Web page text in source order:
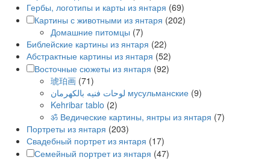
Гербы, логотипы и карты из янтаря (69)
Картины с животными из янтаря (202)
Домашние питомцы (7)
Библейские картины из янтаря (22)
Абстрактные картины из янтаря (52)
Восточные сюжеты из янтаря (92)
琥珀画 (71)
لوحات فنيه بالكهرمان мусульманские (9)
Kehribar tablo (2)
ॐ Ведические картины, янтры из янтаря (7)
Портреты из янтаря (203)
Свадебный портрет из янтаря (17)
Семейный портрет из янтаря (47)